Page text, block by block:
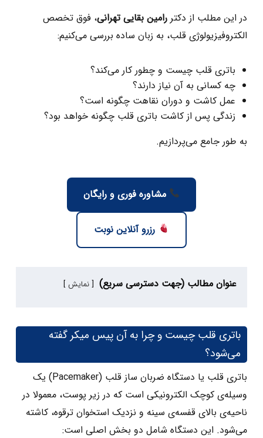
در این مطلب از دکتر رامین بقایی تهرانی، فوق تخصص
الکتروفیزیولوژی قلب، به زبان ساده بررسی می‌کنیم:
باتری قلب چیست و چطور کار می‌کند؟
چه کسانی به آن نیاز دارند؟
عمل کاشت و دوران نقاهت چگونه است؟
زندگی پس از کاشت باتری قلب چگونه خواهد بود؟
به طور جامع می‌پردازیم.
مشاوره فوری و رایگان
رزرو آنلاین نوبت
عنوان مطالب (جهت دسترسی سریع) نمایش
باتری قلب چیست و چرا به آن پیس‌ میکر گفته
می‌شود؟
باتری قلب یا دستگاه ضربان ‌ساز قلب (Pacemaker) یک
وسیله‌ی کوچک الکترونیکی است که در زیر پوست، معمولا در
ناحیه‌ی بالای قفسه‌ی سینه و نزدیک استخوان ترقوه، کاشته
می‌شود. این دستگاه شامل دو بخش اصلی است: